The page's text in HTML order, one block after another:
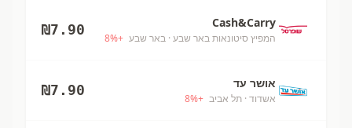
Cash&Carry
המפיץ סיטונאות באר שבע · באר שבע +
8%
₪7.90
אושר עד
אשדוד · תל אביב +
8%
₪7.90